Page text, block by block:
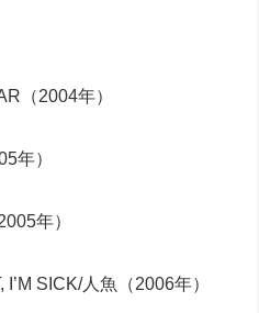
（2004年）
年）
年）
SICK/人魚（2006年）